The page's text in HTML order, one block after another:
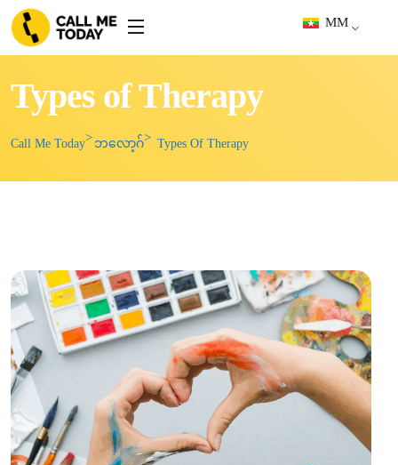
MM
Types of Therapy
Call Me Today ဘလော့ဂ် Types Of Therapy